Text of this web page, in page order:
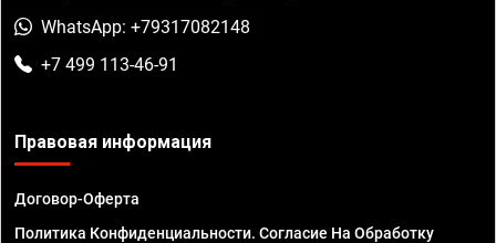
WhatsApp: +79317082148
+7 499 113-46-91
Правовая информация
Договор-Оферта
Политика Конфиденциальности. Согласие На Обработку